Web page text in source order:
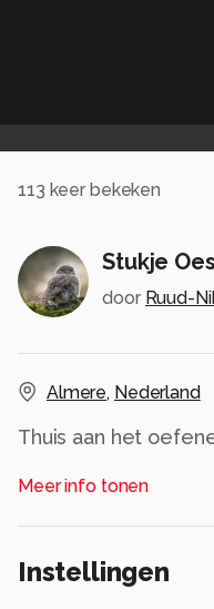
113 keer bekeken
Stukje
door Ruud-
Almere, Nederland
Thuis aan het
Alle rechten voorbehouden
Meer info tonen
Instellingen